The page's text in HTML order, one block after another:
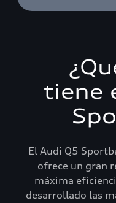
tiene
El Audi Q5
ofrece un gran
máxima
desarrollado las